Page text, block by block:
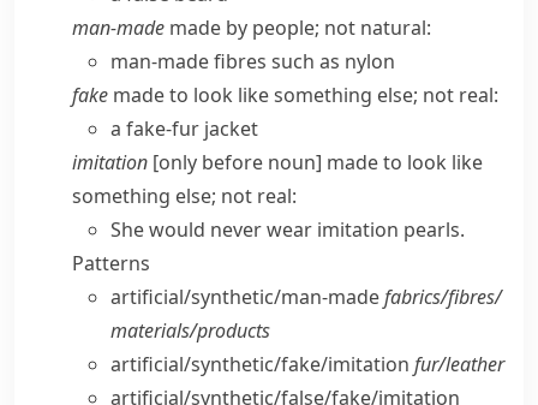
man-made made by people; not natural:
man-made fibres such as nylon
fake made to look like something else; not real:
a fake-fur jacket
imitation [only before noun] made to look like
something else; not real:
She would never wear imitation pearls.
Patterns
artificial/​synthetic/​man-madefabrics/​fibres/​
materials/​products
artificial/​synthetic/​fake/​imitation fur/​leather
artificial/​synthetic/​false/​fake/​imitation